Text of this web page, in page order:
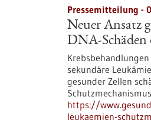
Pressemitteilung -
Neuer Ansatz
DNA-Schäden
sekundäre
gesunder Zellen
https://
leukaemien-